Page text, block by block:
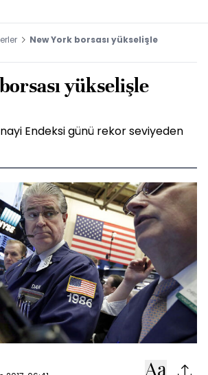
New York borsası yükselişle
yükselişle
Endeksi günü rekor seviyeden